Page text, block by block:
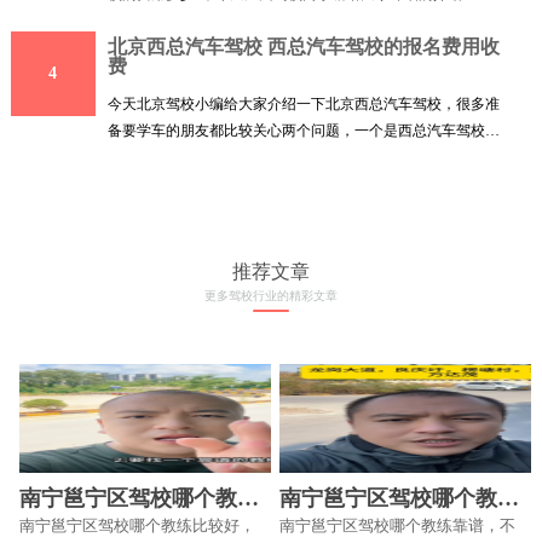
4
北京西总汽车驾校 西总汽车驾校的报名费用收
费
今天北京驾校小编给大家介绍一下北京西总汽车驾校，很多准
备要学车的朋友都比较关心两个问题，一个是西总汽车驾校的
推荐文章
更多驾校行业的精彩文章
南宁邕宁区驾校哪个教练
比较好
南宁邕宁区驾校哪个教练比较好，
南宁邕宁区驾校哪个教练
靠谱
南宁邕宁区驾校哪个教练靠谱，不